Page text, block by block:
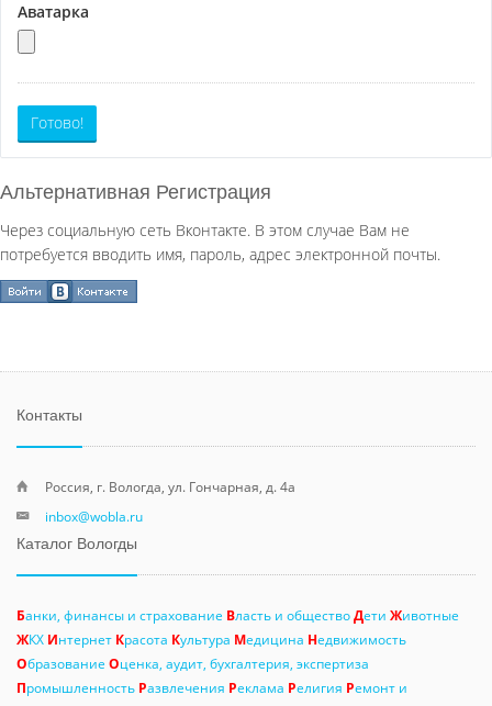
Аватарка
Готово!
Альтернативная Регистрация
Через социальную сеть Вконтакте. В этом случае Вам не
потребуется вводить имя, пароль, адрес электронной почты.
Контакты
Россия, г. Вологда, ул. Гончарная, д. 4а
inbox@wobla.ru
Каталог Вологды
Банки, финансы и страхование Власть и обществоДети Животные
ЖКХ Интернет Красота Культура Медицина Недвижимость
Образование Оценка, аудит, бухгалтерия, экспертиза
Промышленность Развлечения Реклама Религия Ремонт и